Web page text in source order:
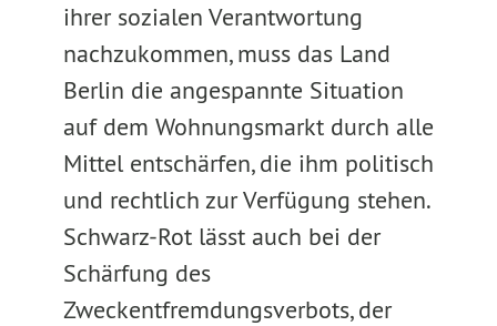
ihrer sozialen Verantwortung
nachzukommen, muss das Land
Berlin die angespannte Situation
auf dem Wohnungsmarkt durch alle
Mittel entschärfen, die ihm politisch
und rechtlich zur Verfügung stehen.
Schwarz-Rot lässt auch bei der
Schärfung des
Zweckentfremdungsverbots, der